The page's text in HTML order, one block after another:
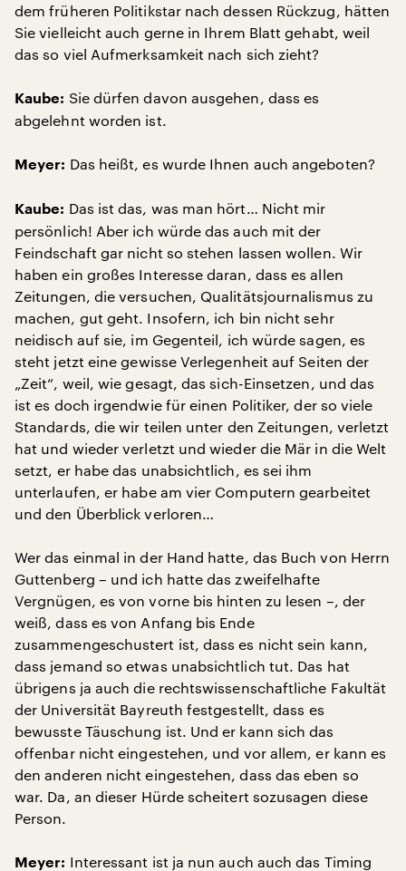
dem früheren Politikstar nach dessen Rückzug, hätten
Sie vielleicht auch gerne in Ihrem Blatt gehabt, weil
das so viel Aufmerksamkeit nach sich zieht?
Kaube: Sie dürfen davon ausgehen, dass es
abgelehnt worden ist.
Meyer: Das heißt, es wurde Ihnen auch angeboten?
Kaube: Das ist das, was man hört… Nicht mir
persönlich! Aber ich würde das auch mit der
Feindschaft gar nicht so stehen lassen wollen. Wir
haben ein großes Interesse daran, dass es allen
Zeitungen, die versuchen, Qualitätsjournalismus zu
machen, gut geht. Insofern, ich bin nicht sehr
neidisch auf sie, im Gegenteil, ich würde sagen, es
steht jetzt eine gewisse Verlegenheit auf Seiten der
„Zeit“, weil, wie gesagt, das sich-Einsetzen, und das
ist es doch irgendwie für einen Politiker, der so viele
Standards, die wir teilen unter den Zeitungen, verletzt
hat und wieder verletzt und wieder die Mär in die Welt
setzt, er habe das unabsichtlich, es sei ihm
unterlaufen, er habe am vier Computern gearbeitet
und den Überblick verloren…
Wer das einmal in der Hand hatte, das Buch von Herrn
Guttenberg – und ich hatte das zweifelhafte
Vergnügen, es von vorne bis hinten zu lesen –, der
weiß, dass es von Anfang bis Ende
zusammengeschustert ist, dass es nicht sein kann,
dass jemand so etwas unabsichtlich tut. Das hat
übrigens ja auch die rechtswissenschaftliche Fakultät
der Universität Bayreuth festgestellt, dass es
bewusste Täuschung ist. Und er kann sich das
offenbar nicht eingestehen, und vor allem, er kann es
den anderen nicht eingestehen, dass das eben so
war. Da, an dieser Hürde scheitert sozusagen diese
Person.
Meyer: Interessant ist ja nun auch auch das Timing